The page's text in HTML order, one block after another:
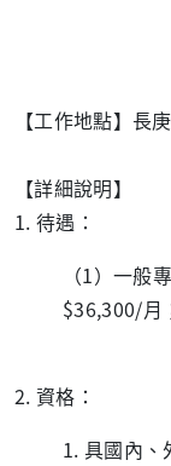
【工作地點】長
【詳細說明】
1. 待遇：
（1）一般
$36,300/月
2. 資格：
1. 具國內、